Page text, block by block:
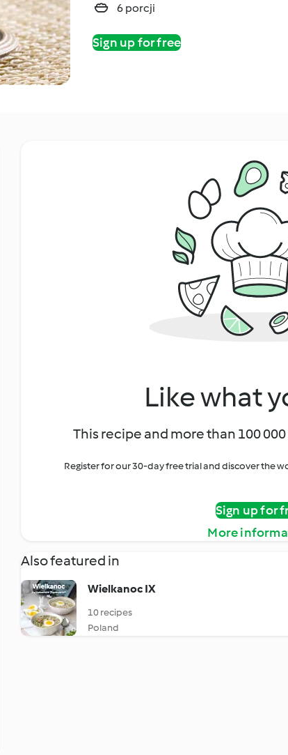
6 porcji
Sign up for free
Like what
This recipe and more than 100
Register for our 30-day free trial and discover the
Sign up for
More
Also featured in
Wielkanoc IX
10 recipes
Poland